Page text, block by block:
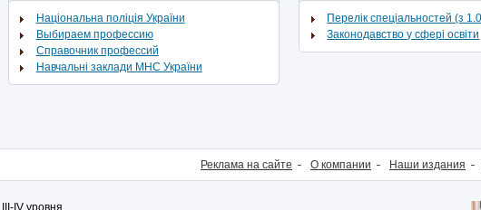
Національна поліція України
Выбираем профессию
Cправочник профессий
Навчальні заклади МНС України
Перелік спеціальностей (з
Законодавство у сфері освіти
Наши издания
О компании
Реклама на сайте
- IV уровня